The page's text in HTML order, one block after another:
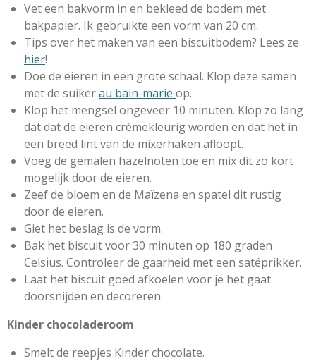
Vet een bakvorm in en bekleed de bodem met
bakpapier. Ik gebruikte een vorm van 20 cm.
Tips over het maken van een biscuitbodem? Lees ze
hier!
Doe de eieren in een grote schaal. Klop deze samen
met de suikerau bain-marie op.
Klop het mengsel ongeveer 10 minuten. Klop zo lang
dat dat de eieren crèmekleurig worden en dat het in
een breed lint van de mixerhaken afloopt.
Voeg de gemalen hazelnoten toe en mix dit zo kort
mogelijk door de eieren.
Zeef de bloem en de Maïzena en spatel dit rustig
door de eieren.
Giet het beslag is de vorm.
Bak het biscuit voor 30 minuten op 180 graden
Celsius. Controleer de gaarheid met een satéprikker.
Laat het biscuit goed afkoelen voor je het gaat
doorsnijden en decoreren.
Kinder chocoladeroom
Smelt de reepjes Kinder chocolate.